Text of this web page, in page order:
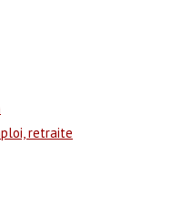
retraite